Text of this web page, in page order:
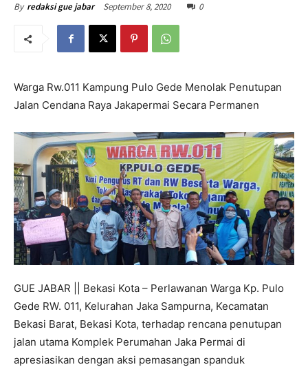
By redaksi gue jabar September 8, 2020 0
Warga Rw.011 Kampung Pulo Gede Menolak Penutupan
Jalan Cendana Raya Jakapermai Secara Permanen
GUE JABAR || Bekasi Kota – Perlawanan Warga Kp. Pulo
Gede RW. 011, Kelurahan Jaka Sampurna, Kecamatan
Bekasi Barat, Bekasi Kota, terhadap rencana penutupan
jalan utama Komplek Perumahan Jaka Permai di
apresiasikan dengan aksi pemasangan spanduk